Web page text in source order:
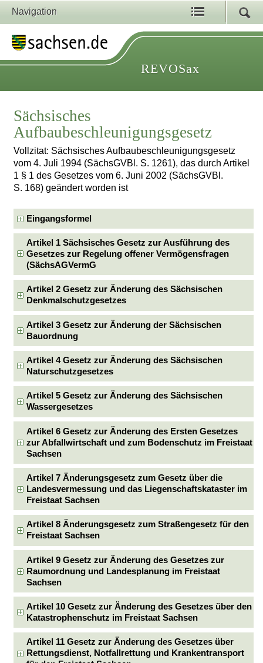
Navigation
REVOSax
Sächsisches
Aufbaubeschleunigungsgesetz
Vollzitat: Sächsisches Aufbaubeschleunigungsgesetz
vom 4. Juli 1994 (SächsGVBl. S. 1261), das durch Artikel
1 § 1 des Gesetzes vom 6. Juni 2002 (SächsGVBl.
S. 168) geändert worden ist
Eingangsformel
Artikel 1 Sächsisches Gesetz zur Ausführung des
Gesetzes zur Regelung offener Vermögensfragen
(SächsAGVermG
Artikel 2 Gesetz zur Änderung des Sächsischen
Denkmalschutzgesetzes
Artikel 3 Gesetz zur Änderung der Sächsischen
Bauordnung
Artikel 4 Gesetz zur Änderung des Sächsischen
Naturschutzgesetzes
Artikel 5 Gesetz zur Änderung des Sächsischen
Wassergesetzes
Artikel 6 Gesetz zur Änderung des Ersten Gesetzes
zur Abfallwirtschaft und zum Bodenschutz im Freistaat
Sachsen
Artikel 7 Änderungsgesetz zum Gesetz über die
Landesvermessung und das Liegenschaftskataster im
Freistaat Sachsen
Artikel 8 Änderungsgesetz zum Straßengesetz für den
Freistaat Sachsen
Artikel 9 Gesetz zur Änderung des Gesetzes zur
Raumordnung und Landesplanung im Freistaat
Sachsen
Artikel 10 Gesetz zur Änderung des Gesetzes über den
Katastrophenschutz im Freistaat Sachsen
Artikel 11 Gesetz zur Änderung des Gesetzes über
Rettungsdienst, Notfallrettung und Krankentransport